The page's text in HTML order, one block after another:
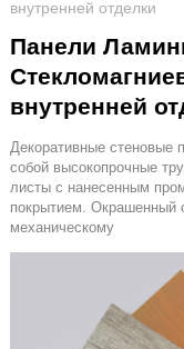
внутренней отделки
Панели
внутренней
Декоративные
собой высокопрочные
листы с нанесенным
покрытием. Окрашенный
механическому